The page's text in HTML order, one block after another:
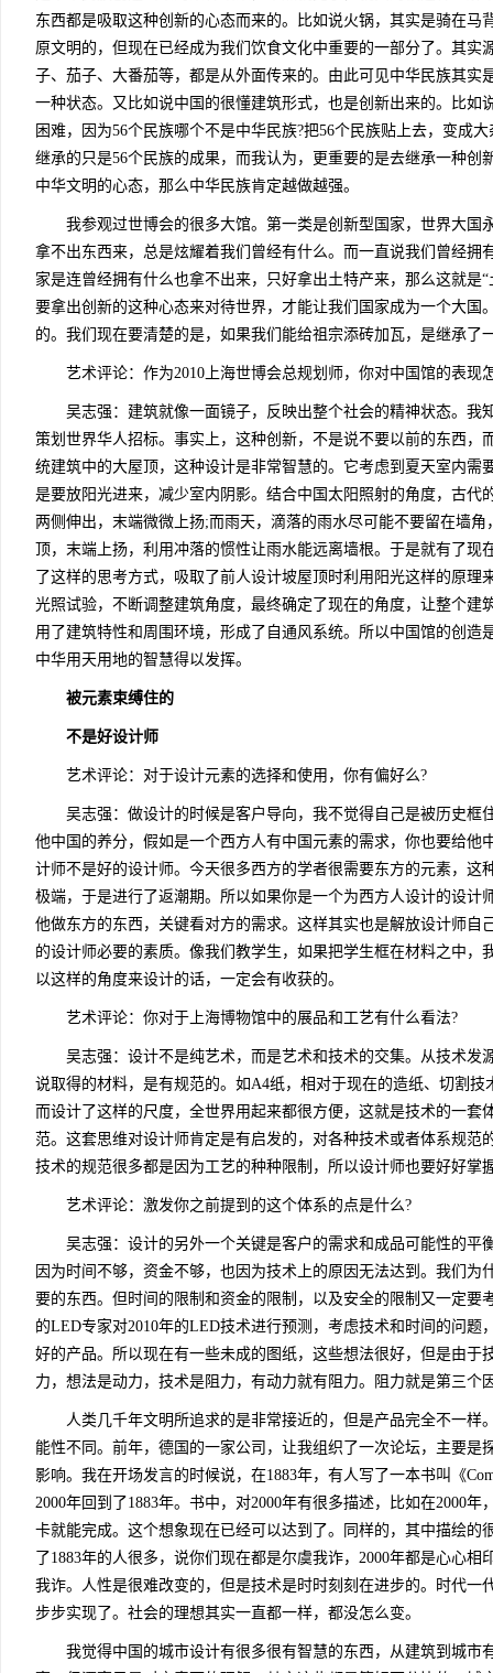
东西都是吸取这种创新的心态而来的。比如说火锅，其实是骑在马
原文明的，但现在已经成为我们饮食文化中重要的一部分了。其实
子、茄子、大番茄等，都是从外面传来的。由此可见中华民族其实
一种状态。又比如说中国的很懂建筑形式，也是创新出来的。比如
困难，因为56个民族哪个不是中华民族?把56个民族贴上去，变成
继承的只是56个民族的成果，而我认为，更重要的是去继承一种创
中华文明的心态，那么中华民族肯定越做越强。
我参观过世博会的很多大馆。第一类是创新型国家，世界大国
拿不出东西来，总是炫耀着我们曾经有什么。而一直说我们曾经拥
家是连曾经拥有什么也拿不出来，只好拿出土特产来，那么这就是
要拿出创新的这种心态来对待世界，才能让我们国家成为一个大国
的。我们现在要清楚的是，如果我们能给祖宗添砖加瓦，是继承了
艺术评论：作为2010上海世博会总规划师，你对中国馆的表现
吴志强：建筑就像一面镜子，反映出整个社会的精神状态。我
策划世界华人招标。事实上，这种创新，不是说不要以前的东西，
统建筑中的大屋顶，这种设计是非常智慧的。它考虑到夏天室内需
是要放阳光进来，减少室内阴影。结合中国太阳照射的角度，古代
两侧伸出，末端微微上扬;而雨天，滴落的雨水尽可能不要留在墙
顶，末端上扬，利用冲落的惯性让雨水能远离墙根。于是就有了
了这样的思考方式，吸取了前人设计坡屋顶时利用阳光这样的原理
光照试验，不断调整建筑角度，最终确定了现在的角度，让整个建
用了建筑特性和周围环境，形成了自通风系统。所以中国馆的创造
中华用天用地的智慧得以发挥。
被元素束缚住的
不是好设计师
艺术评论：对于设计元素的选择和使用，你有偏好么?
吴志强：做设计的时候是客户导向，我不觉得自己是被历史框
他中国的养分，假如是一个西方人有中国元素的需求，你也要给他
计师不是好的设计师。今天很多西方的学者很需要东方的元素，这
极端，于是进行了返潮期。所以如果你是一个为西方人设计的设计
他做东方的东西，关键看对方的需求。这样其实也是解放设计师自
的设计师必要的素质。像我们教学生，如果把学生框在材料之中，
以这样的角度来设计的话，一定会有收获的。
艺术评论：你对于上海博物馆中的展品和工艺有什么看法?
吴志强：设计不是纯艺术，而是艺术和技术的交集。从技术发
说取得的材料，是有规范的。如A4纸，相对于现在的造纸、切割
而设计了这样的尺度，全世界用起来都很方便，这就是技术的一套
范。这套思维对设计师肯定是有启发的，对各种技术或者体系规范
技术的规范很多都是因为工艺的种种限制，所以设计师也要好好掌
艺术评论：激发你之前提到的这个体系的点是什么?
吴志强：设计的另外一个关键是客户的需求和成品可能性的平
因为时间不够，资金不够，也因为技术上的原因无法达到。我们为
要的东西。但时间的限制和资金的限制，以及安全的限制又一定要
的LED专家对2010年的LED技术进行预测，考虑技术和时间的问题
好的产品。所以现在有一些未成的图纸，这些想法很好，但是由于
力，想法是动力，技术是阻力，有动力就有阻力。阻力就是第三个
人类几千年文明所追求的是非常接近的，但是产品完全不一样
能性不同。前年，德国的一家公司，让我组织了一次论坛，主要是
影响。我在开场发言的时候说，在1883年，有人写了一本书叫《
2000年回到了1883年。书中，对2000年有很多描述，比如在2000
卡就能完成。这个想象现在已经可以达到了。同样的，其中描绘的
了1883年的人很多，说你们现在都是尔虞我诈，2000年都是心心
我诈。人性是很难改变的，但是技术是时时刻刻在进步的。时代一
步步实现了。社会的理想其实一直都一样，都没怎么变。
我觉得中国的城市设计有很多很有智慧的东西，从建筑到城市